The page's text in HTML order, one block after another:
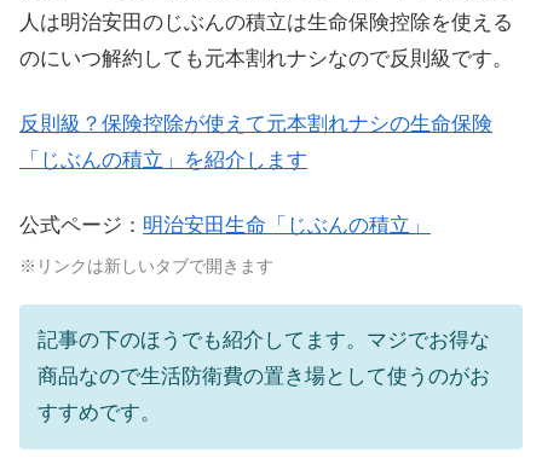
人は明治安田のじぶんの積立は生命保険控除を使える
のにいつ解約しても元本割れナシなので反則級です。
反則級？保険控除が使えて元本割れナシの生命保険
「じぶんの積立」を紹介します
公式ページ： 明治安田生命「じぶんの積立」
※リンクは新しいタブで開きます
記事の下のほうでも紹介してます。マジでお得な
商品なので生活防衛費の置き場として使うのがお
すすめです。